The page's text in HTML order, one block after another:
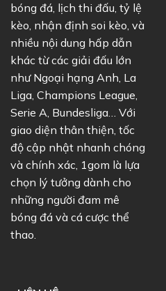
bóng đá, lịch thi đấu, tỷ lệ
kèo, nhận định soi kèo, và
nhiều nội dung hấp dẫn
khác từ các giải đấu lớn
như Ngoại hạng Anh, La
Liga, Champions League,
Serie A, Bundesliga… Với
giao diện thân thiện, tốc
độ cập nhật nhanh chóng
và chính xác, 1gom là lựa
chọn lý tưởng dành cho
những người đam mê
bóng đá và cá cược thể
thao.